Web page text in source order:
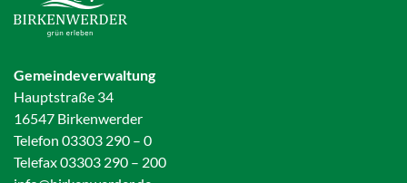
Gemeindeverwaltung
Hauptstraße 34
16547 Birkenwerder
Telefon 03303 290 – 0
Telefax 03303 290 – 200